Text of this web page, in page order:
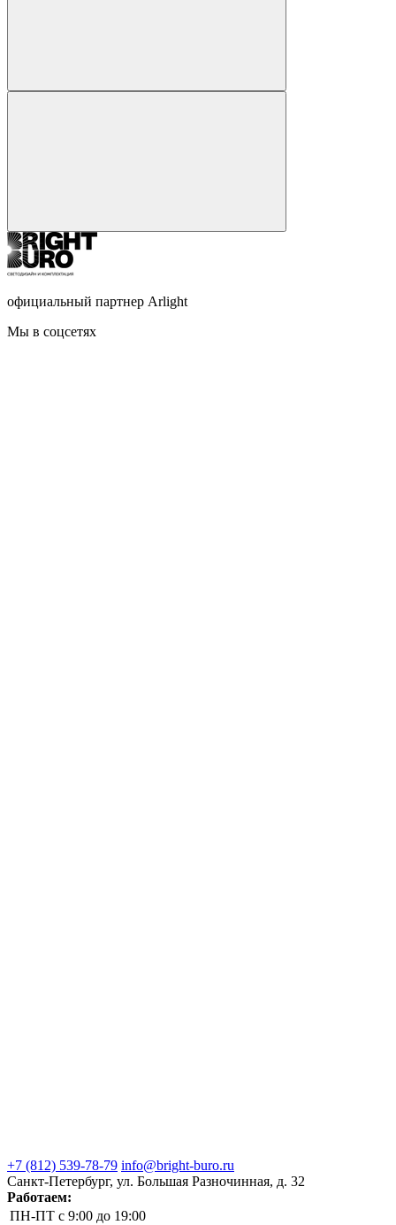
официальный партнер Arlight
Мы в соцсетях
+7 (812) 539-78-79 info@bright-buro.ru
Санкт-Петербург, ул. Большая Разночинная, д. 32
Работаем:
ПН-ПТ с 9:00 до 19:00